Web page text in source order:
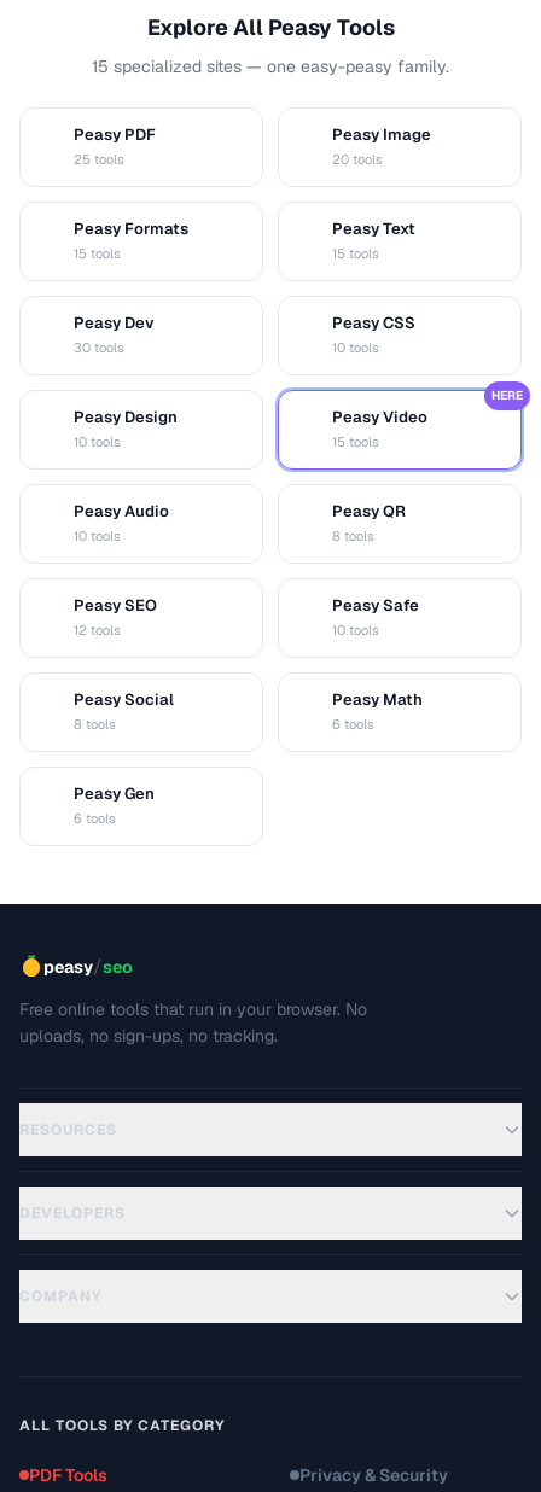
Explore All Peasy Tools
15 specialized sites — one easy-peasy family.
Peasy PDF
25 tools
Peasy Image
20 tools
Peasy Formats
15 tools
Peasy Text
15 tools
Peasy Dev
30 tools
Peasy CSS
10 tools
Peasy Design
10 tools
Peasy Video
15 tools
HERE
Peasy Audio
10 tools
Peasy QR
8 tools
Peasy SEO
12 tools
Peasy Safe
10 tools
Peasy Social
8 tools
Peasy Math
6 tools
Peasy Gen
6 tools
peasy/seo
Free online tools that run in your browser. No
uploads, no sign-ups, no tracking.
RESOURCES
DEVELOPERS
COMPANY
ALL TOOLS BY CATEGORY
PDF Tools Privacy & Security